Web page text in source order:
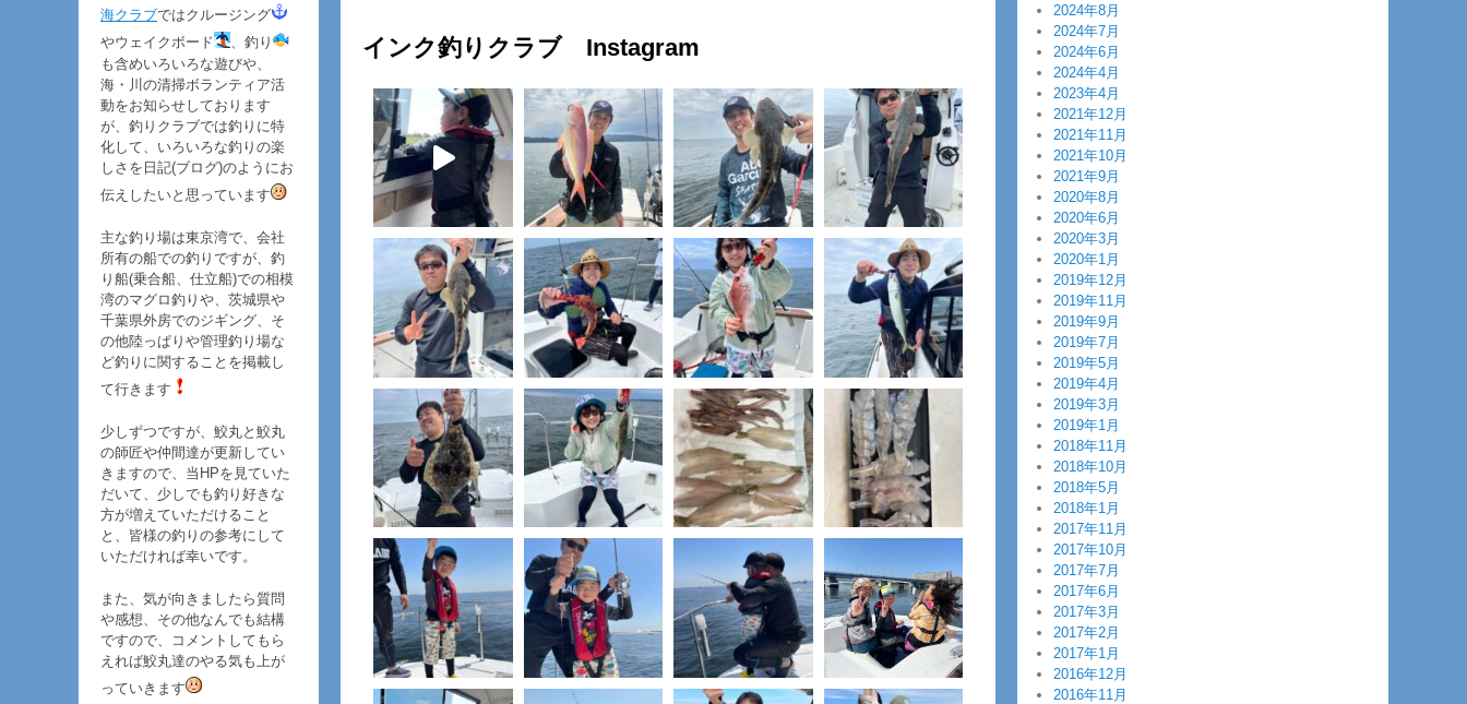
2024/07/19 「20240414シロギス釣り」を投稿。
2024/07/5「20240428(sun)外房房釣船」を投稿。
2024/07/3「20240525タイラバ ワインドマゴチ 動画」を投稿。
2024/04/11「2024/4/6(sat)東京湾タイラバ」を投稿。
2021/12/23「2023/4/8(sat)東京湾！新年！今更初釣り(笑)」を投稿。
2021/12/23「2021/12/11(sat)ひさびさ仕立船～勝浦～」を投稿。
2021/12/23「2021/11/20(sat)またまた大場川シーバス大会」を投稿。
2021/12/15「2021/11/06(sat)また大場川シーバス大会」を投稿。
2021/12/15「2021/10/23(sat)大場川マリーナ主催シーバス大会」を投
2021/12/15「2021/10/22(fri)荒川シーバスプラクティス」を投稿。
2021/09/05「2021/09/05(sun)サワラ広範囲接近！」を投稿。
2020/08/26「2020/08/26(wed)イナダ祭り～」を投稿。
2020/08/26「2020/08/13(thu)夏の定番キス釣り」を投稿 。
2020/06/24「2020/06/24(tue)蛸からのコチ^^」を投稿。
2020/06/20「2020/06/20(sat)たこたこたーこたーこたこたーこ♪」を投
稿。
2020/03/30「2020/03/29(sun)テレビ放映されました！」を投稿。
2020/03/18「2020/02/23(sun)鮫丸船長によるタイラバ戦」を投稿。
2020/01/15「2020/01/11(sat)新年のおめでタイを求めて！ムービー」を
更新しました。
2020/01/15「2020/01/11(sat)新年のおめでタイを求めて！」を更新しま
した。
2020/01/15「釣りクラブInstagram」を更新しました。
2020/01/03「2020/01/03(fri)明けましておめでとうございます<゜)))彡」
インク釣りクラブ Instagram
2024年8月
2024年7月
2024年6月
2024年4月
2023年4月
2021年12月
2021年11月
2021年10月
2021年9月
2020年8月
2020年6月
2020年3月
2020年1月
2019年12月
2019年11月
2019年9月
2019年7月
2019年5月
2019年4月
2019年3月
2019年1月
2018年11月
2018年10月
2018年5月
2018年1月
2017年11月
2017年10月
2017年7月
2017年6月
2017年3月
2017年2月
2017年1月
2016年12月
2016年11月
海クラブではクルージング
やウェイクボード
、釣り
も含めいろいろな遊びや、
海・川の清掃ボランティア活
動をお知らせしております
が、釣りクラブでは釣りに特
化して、いろいろな釣りの楽
しさを日記(ブログ)のようにお
伝えしたいと思っています
主な釣り場は東京湾で、会社
所有の船での釣りですが、釣
り船(乗合船、仕立船)での相模
湾のマグロ釣りや、茨城県や
千葉県外房でのジギング、そ
の他陸っぱりや管理釣り場な
ど釣りに関することを掲載し
て行きます
少しずつですが、鮫丸と鮫丸
の師匠や仲間達が更新してい
きますので、当HPを見ていた
だいて、少しでも釣り好きな
方が増えていただけること
と、皆様の釣りの参考にして
いただければ幸いです。
また、気が向きましたら質問
や感想、その他なんでも結構
ですので、コメントしてもら
えれば鮫丸達のやる気も上が
っていきます